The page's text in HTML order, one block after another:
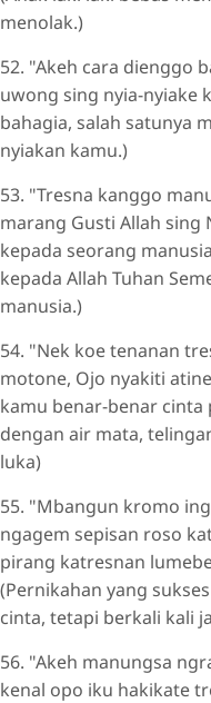
menolak.)
52. "Akeh cara dienggo
uwong sing nyia-nyiake
bahagia, salah satunya
nyiakan kamu.)
53. "Tresna kanggo
marang Gusti Allah sing
kepada seorang
kepada Allah Tuhan
manusia.)
54. "Nek koe tenanan
motone, Ojo nyakiti
kamu benar-benar cinta
dengan air mata,
luka)
55. "Mbangun kromo
ngagem sepisan roso
pirang katresnan
(Pernikahan yang
cinta, tetapi berkali kali
56. "Akeh manungsa
kenal opo iku hakikate